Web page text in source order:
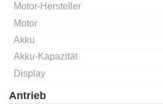
Motor-Hersteller
Motor
Akku
Akku-Kapazität
Display
Antrieb